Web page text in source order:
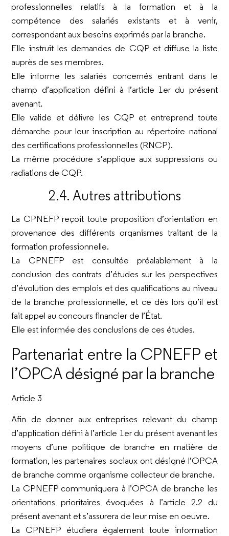
professionnelles relatifs à la formation et à la
compétence des salariés existants et à venir,
correspondant aux besoins exprimés par la branche.
Elle instruit les demandes de CQP et diffuse la liste
auprès de ses membres.
Elle informe les salariés concernés entrant dans le
champ d’application défini à l’article 1er du présent
avenant.
Elle valide et délivre les CQP et entreprend toute
démarche pour leur inscription au répertoire national
des certifications professionnelles (RNCP).
La même procédure s’applique aux suppressions ou
radiations de CQP.
2.4. Autres attributions
La CPNEFP reçoit toute proposition d’orientation en
provenance des différents organismes traitant de la
formation professionnelle.
La CPNEFP est consultée préalablement à la
conclusion des contrats d’études sur les perspectives
d’évolution des emplois et des qualifications au niveau
de la branche professionnelle, et ce dès lors qu’il est
fait appel au concours financier de l’État.
Elle est informée des conclusions de ces études.
Partenariat entre la CPNEFP et
l’OPCA désigné par la branche
Article 3
Afin de donner aux entreprises relevant du champ
d’application défini à l’article 1er du présent avenant les
moyens d’une politique de branche en matière de
formation, les partenaires sociaux ont désigné l’OPCA
de branche comme organisme collecteur de branche.
La CPNEFP communiquera à l’OPCA de branche les
orientations prioritaires évoquées à l’article 2.2 du
présent avenant et s’assurera de leur mise en oeuvre.
La CPNEFP étudiera également toute information